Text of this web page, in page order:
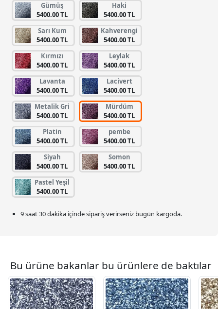
Gümüş
5400.00 TL
Haki
5400.00 TL
Sarı Kum
5400.00 TL
Kahverengi
5400.00 TL
Kırmızı
5400.00 TL
Leylak
5400.00 TL
Lavanta
5400.00 TL
Lacivert
5400.00 TL
Metalik Gri
5400.00 TL
Mürdüm
5400.00 TL
Platin
5400.00 TL
pembe
5400.00 TL
Siyah
5400.00 TL
Somon
5400.00 TL
Pastel Yeşil
5400.00 TL
9 saat 30 dakika içinde sipariş verirseniz bugün kargoda.
Bu ürüne bakanlar bu ürünlere de baktılar